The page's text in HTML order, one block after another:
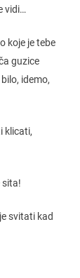
vidi…
koje je tebe
guzice
idemo,
klicati,
sita!
svitati kad